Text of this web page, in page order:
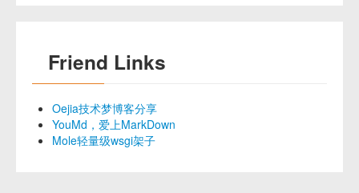
Friend Links
Oejia技术梦博客分享
YouMd，爱上MarkDown
Mole轻量级wsgi架子